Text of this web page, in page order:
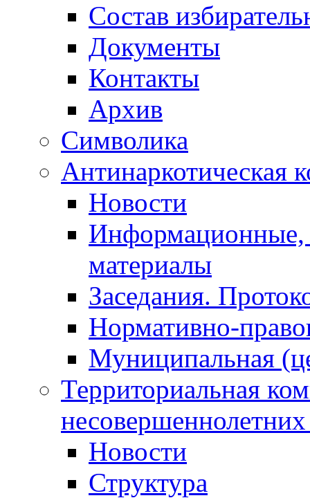
Состав
Документы
Контакты
Архив
Символика
Антинаркотическая
Новости
Информационные,
материалы
Заседания.
Нормативно-
Муниципальная
Территориальная
Новости
Структура